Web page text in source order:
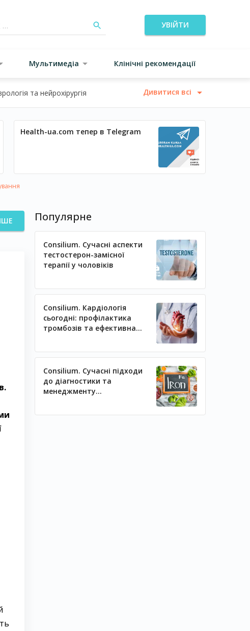
УВІЙТИ
Мультимедіа Клінічні рекомендації
та нейрохірургія Дивитися всі
Health-ua.com тепер в Telegram
Популярне
Consilium. Сучасні аспекти
тестостерон-замісної
терапії у чоловіків
Consilium. Кардіологія
сьогодні: профілактика
тромбозів та ефективна
Consilium. Сучасні підходи
до діагностики та
менеджменту